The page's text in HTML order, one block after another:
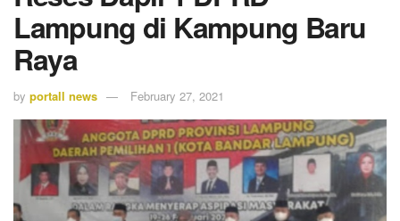
Lampung di Kampung Baru
Raya
by portall news February 27, 2021